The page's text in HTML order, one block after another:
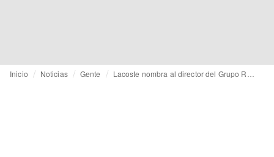
Inicio Noticias Gente